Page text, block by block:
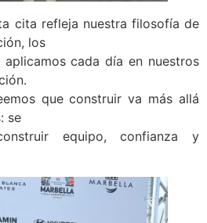
cita refleja nuestra filosofía de
los
cada día en nuestros
que construir va más allá
se
equipo, confianza y